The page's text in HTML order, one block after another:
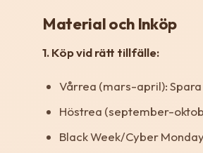
Material och Inköp
1. Köp vid rätt tillfälle:
Vårrea (mars-april): Spara
Höstrea (september-
Black Week/Cyber